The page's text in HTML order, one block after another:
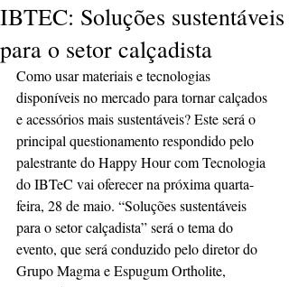
IBTEC: Soluções sustentáveis
para o setor calçadista
Como usar materiais e tecnologias
disponíveis no mercado para tornar calçados
e acessórios mais sustentáveis? Este será o
principal questionamento respondido pelo
palestrante do Happy Hour com Tecnologia
do IBTeC vai oferecer na próxima quarta-
feira, 28 de maio. “Soluções sustentáveis
para o setor calçadista” será o tema do
evento, que será conduzido pelo diretor do
Grupo Magma e Espugum Ortholite,